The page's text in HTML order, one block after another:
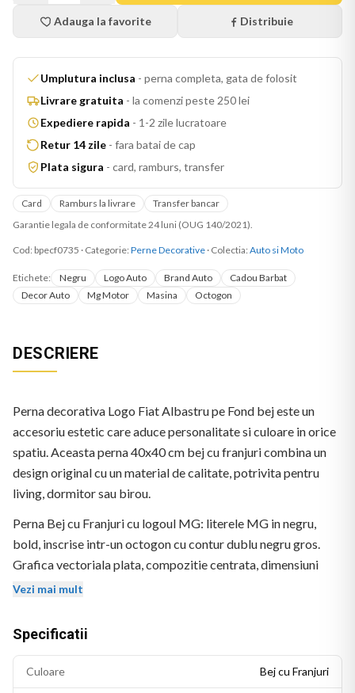
Adauga la favorite Distribuie
Umplutura inclusa - perna completa, gata de folosit
Livrare gratuita - la comenzi peste 250 lei
Expediere rapida - 1-2 zile lucratoare
Retur 14 zile - fara batai de cap
Plata sigura - card, ramburs, transfer
Card Ramburs la livrare
Transfer bancar
Garantie legala de conformitate 24 luni (OUG 140/2021).
Cod: bpecf0735 · Categorie: Perne Decorative · Colectia: Auto si Moto
Etichete: Negru Logo Auto Brand Auto
Cadou Barbat
Decor Auto
Mg Motor Masina Octogon
DESCRIERE
Perna decorativa Logo Fiat Albastru pe Fond bej este un
accesoriu estetic care aduce personalitate si culoare in orice
spatiu. Aceasta perna 40x40 cm bej cu franjuri combina un
design original cu un material de calitate, potrivita pentru
living, dormitor sau birou.
Perna Bej cu Franjuri cu logoul MG: literele MG in negru,
bold, inscrise intr-un octogon cu contur dublu negru gros.
Grafica vectoriala plata, compozitie centrata, dimensiuni
mari.
Vezi mai mult
Specificatii
Culoare Bej cu Franjuri